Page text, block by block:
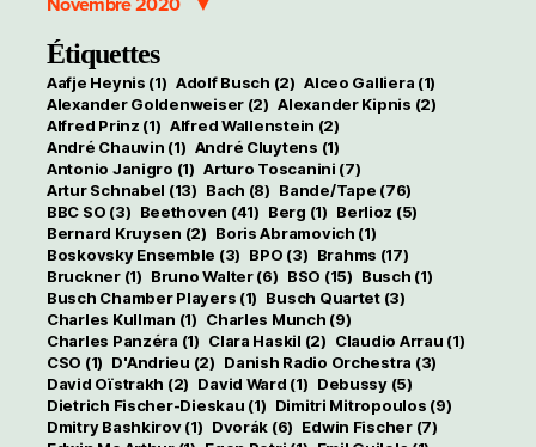
Novembre 2020
Étiquettes
Aafje Heynis (1) Adolf Busch (2) Alceo Galliera (1)
Alexander Goldenweiser (2) Alexander Kipnis (2)
Alfred Prinz (1) Alfred Wallenstein (2)
André Chauvin (1) André Cluytens (1)
Antonio Janigro (1) Arturo Toscanini (7)
Artur Schnabel (13) Bach (8) Bande/Tape (76)
BBC SO (3) Beethoven (41) Berg (1) Berlioz (5)
Bernard Kruysen (2) Boris Abramovich (1)
Boskovsky Ensemble (3) BPO (3) Brahms (17)
Bruckner(1) Bruno Walter(6) BSO (15) Busch (1)
Busch Chamber Players (1) Busch Quartet(3)
Charles Kullman (1) Charles Munch (9)
Charles Panzéra (1) Clara Haskil (2) Claudio Arrau (1)
CSO (1) D'Andrieu (2) Danish Radio Orchestra (3)
David Oïstrakh (2) David Ward (1) Debussy(5)
Dietrich Fischer-Dieskau (1) Dimitri Mitropoulos (9)
Dmitry Bashkirov(1) Dvorák (6) Edwin Fischer(7)